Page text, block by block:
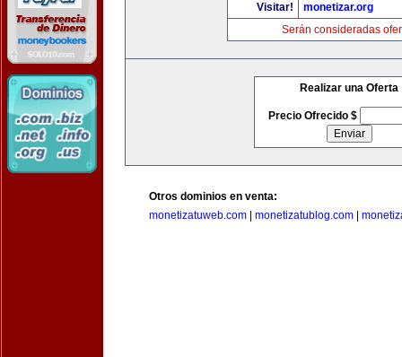
Visitar!
monetizar.org
Serán consideradas
Realizar una Oferta
Precio Ofrecido $
Otros dominios en venta:
monetizatuweb.com
monetizatublog.com